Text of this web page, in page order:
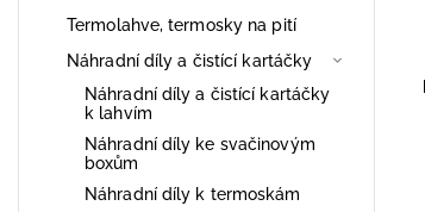
Termolahve, termosky na pití
Náhradní díly a čistící kartáčky
Náhradní díly a čistící kartáčky
k lahvím
Náhradní díly ke svačinovým
boxům
Náhradní díly k termoskám